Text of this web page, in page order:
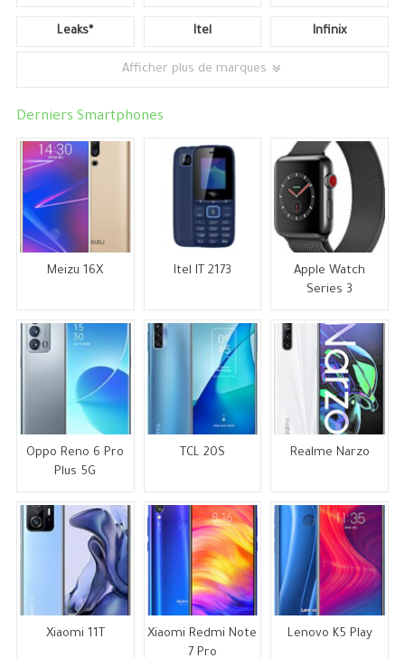
Leaks* Itel Infinix
Afficher plus de marques
Derniers Smartphones
Meizu 16X Itel IT 2173
Apple Watch
Series 3
Oppo Reno 6 Pro
Plus 5G
TCL 20S Realme Narzo
Xiaomi 11T
Xiaomi Redmi Note
7 Pro
Lenovo K5 Play